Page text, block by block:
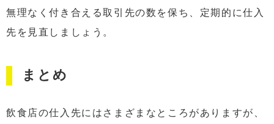
無理なく付き合える取引先の数を保ち、定期的に仕入
先を見直しましょう。
まとめ
飲食店の仕入先にはさまざまなところがありますが、